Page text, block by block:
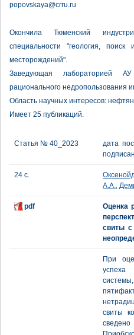
popovskaya@crru.ru
Окончила Тюменский
специальности "геология,
месторождений".
Заведующая лабораторией АУ
рационального недропользования
Область научных интересов:
Имеет 25 публикаций.
Статья № 40_2023
дата
24 с.
А.А.,
pdf
Оценка
свиты с
При
успеха
свиты